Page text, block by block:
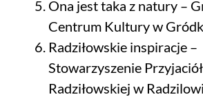
Ona jest taka z natury –
Centrum Kultury w
Radziłowskie inspiracje –
Stowarzyszenie
Radziłowskiej w